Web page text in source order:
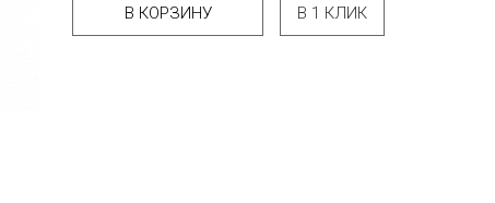
В КОРЗИНУ В 1 КЛИК